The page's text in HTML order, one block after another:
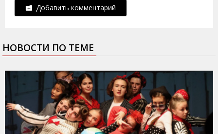
Добавить комментарий
НОВОСТИ ПО ТЕМЕ